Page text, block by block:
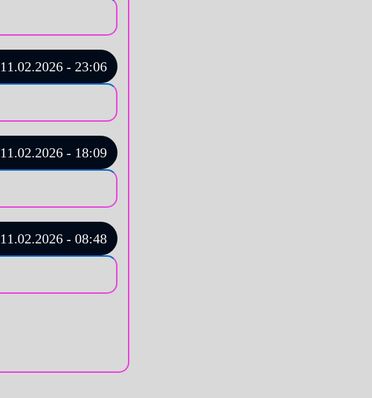
11.02.2026 - 23:06
11.02.2026 - 18:09
11.02.2026 - 08:48